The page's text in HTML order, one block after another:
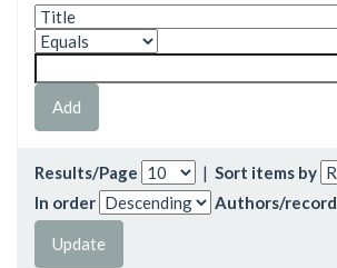
Results/Page | Sort items by
In order
Authors/record